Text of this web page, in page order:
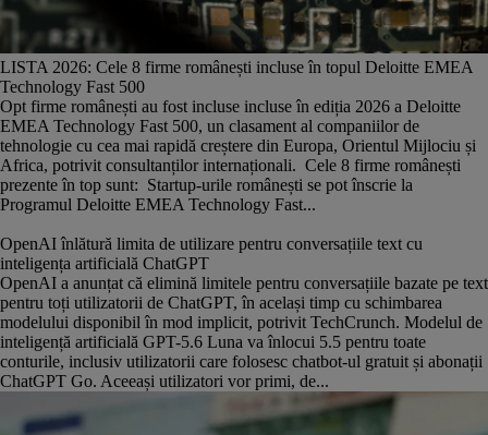
LISTA 2026: Cele 8 firme românești incluse în topul Deloitte EMEA
Technology Fast 500
Opt firme românești au fost incluse incluse în ediția 2026 a Deloitte
EMEA Technology Fast 500, un clasament al companiilor de
tehnologie cu cea mai rapidă creștere din Europa, Orientul Mijlociu și
Africa, potrivit consultanților internaționali. Cele 8 firme românești
prezente în top sunt: Startup-urile românești se pot înscrie la
Programul Deloitte EMEA Technology Fast...
OpenAI înlătură limita de utilizare pentru conversațiile text cu
inteligența artificială ChatGPT
OpenAI a anunțat că elimină limitele pentru conversațiile bazate pe text
pentru toți utilizatorii de ChatGPT, în același timp cu schimbarea
modelului disponibil în mod implicit, potrivit TechCrunch. Modelul de
inteligență artificială GPT-5.6 Luna va înlocui 5.5 pentru toate
conturile, inclusiv utilizatorii care folosesc chatbot-ul gratuit și abonații
ChatGPT Go. Aceeași utilizatori vor primi, de...